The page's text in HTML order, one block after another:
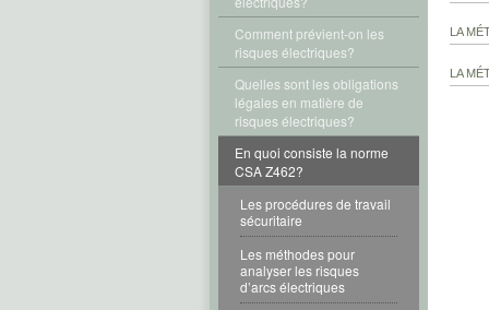
Comment prévient-on les
risques électriques?
Quelles sont les obligations
légales en matière de
risques électriques?
En quoi consiste la norme
CSA Z462?
Les procédures de travail
sécuritaire
Les méthodes pour
analyser les risques
d’arcs électriques
LA
LA